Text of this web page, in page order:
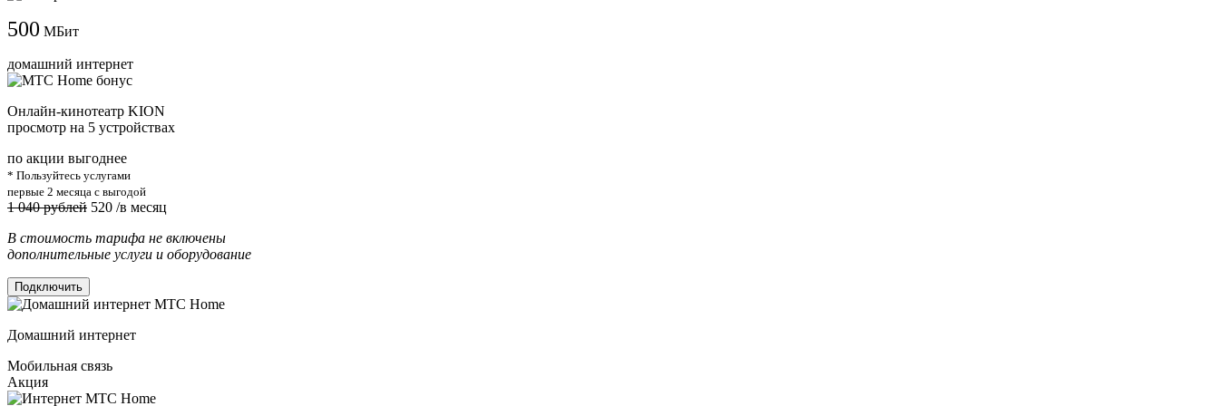
500 МБит
домашний интернет
Онлайн-кинотеатр KION
просмотр на 5 устройствах
по акции выгоднее
* Пользуйтесь услугами
первые 2 месяца с выгодой
1 040 рублей 520 /в месяц
В стоимость тарифа не включены
дополнительные услуги и оборудование
Подключить
Домашний интернет
Мобильная связь
Акция